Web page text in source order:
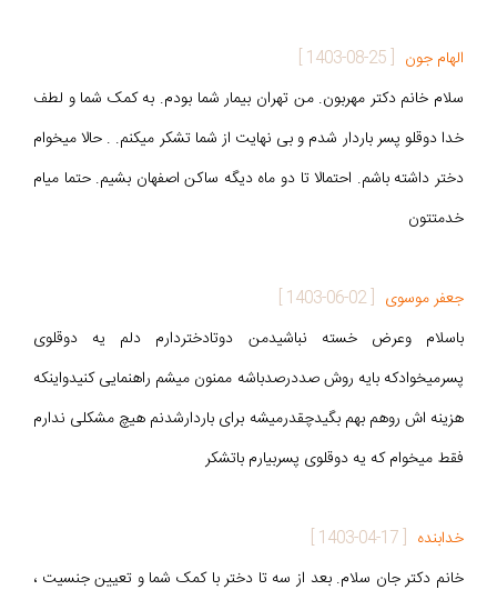
الهام جون [
1403-08-25
]
سلام خانم دکتر مهربون. من تهران بیمار شما بودم. به کمک شما و لطف
خدا دوقلو پسر باردار شدم و بی نهایت از شما تشکر میکنم. . حالا میخوام
دختر داشته باشم. احتمالا تا دو ماه دیگه ساکن اصفهان بشیم. حتما میام
خدمتتون
جعفر موسوی [
1403-06-02
]
باسلام وعرض خسته نباشیدمن دوتادختردارم دلم یه دوقلوی
پسرمیخوادکه بایه روش صددرصدباشه ممنون میشم راهنمایی کنیدواینکه
هزینه اش روهم بهم بگیدچقدرمیشه برای باردارشدنم هیچ مشکلی ندارم
فقط میخوام که یه دوقلوی پسربیارم باتشکر
خدابنده [
1403-04-17
]
خانم دکتر جان سلام. بعد از سه تا دختر با کمک شما و تعیین جنسیت ،